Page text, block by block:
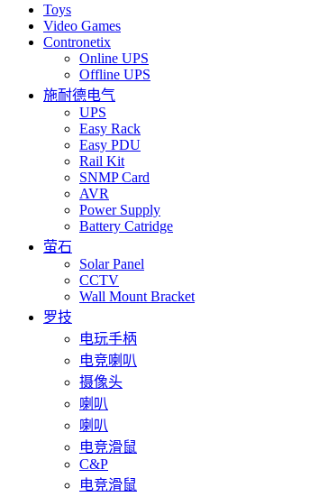
Toys
Video Games
Contronetix
Online UPS
Offline UPS
施耐德电气
UPS
Easy Rack
Easy PDU
Rail Kit
SNMP Card
AVR
Power Supply
Battery Catridge
萤石
Solar Panel
CCTV
Wall Mount Bracket
罗技
电玩手柄
电竞喇叭
摄像头
喇叭
喇叭
电竞滑鼠
C&P
电竞滑鼠